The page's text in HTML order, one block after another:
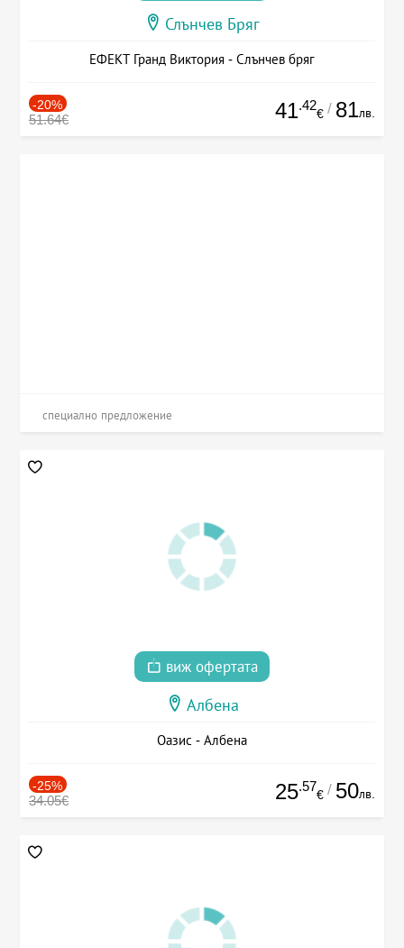
Слънчев Бряг
ЕФЕКТ Гранд Виктория - Слънчев бряг
-20%
51.64€ 41.42
€ / 81лв.
специално предложение
виж офертата
Албена
Оазис - Албена
-25%
34.05€ 25.57
€ / 50лв.